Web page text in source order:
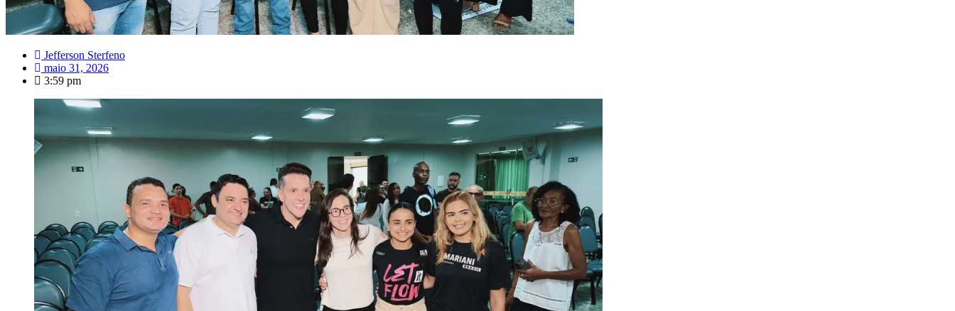
Jefferson Sterfeno
maio 31, 2026
3:59 pm